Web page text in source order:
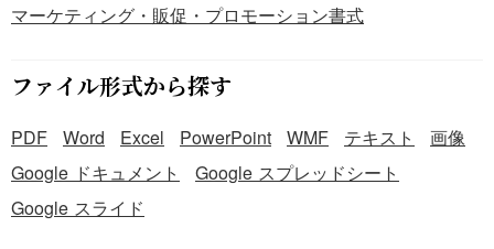
マーケティング・販促・プロモーション書式
ファイル形式から探す
PDF Word Excel PowerPoint WMF テキスト
画像
Google ドキュメント
Google スプレッドシート
Google スライド